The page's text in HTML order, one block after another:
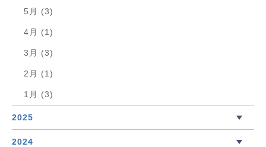
5月 (3)
4月 (1)
3月 (3)
2月 (1)
1月 (3)
2025
2024